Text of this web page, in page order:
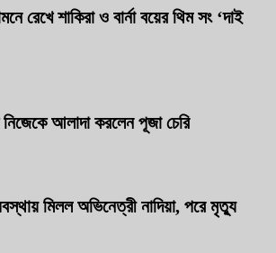
রেখে শাকিরা ও বার্না বয়ের থিম সং ‘দাই
আলাদা করলেন পূজা চেরি
মিলল অভিনেত্রী নাদিয়া, পরে মৃত্যু